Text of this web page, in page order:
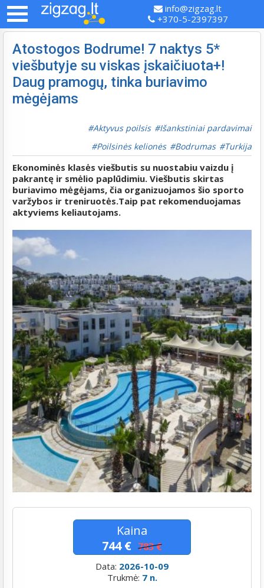
info@zigzag.lt
+370-5-2397397
Atostogos Bodrume! 7 naktys 5*
viešbutyje su viskas įskaičiuota+!
Daug pramogų, tinka buriavimo
mėgėjams
Aktyvus poilsis
Išankstiniai pardavimai
Poilsinės kelionės
Bodrumas Turkija
Ekonominės klasės viešbutis su nuostabiu vaizdu į
pakrantę ir smėlio paplūdimiu. Viešbutis skirtas
buriavimo mėgėjams, čia organizuojamos šio sporto
varžybos ir treniruotės.Taip pat rekomenduojamas
aktyviems keliautojams.
Kaina
744 € 783 €
Data: 2026-10-09
Trukmė: 7 n.